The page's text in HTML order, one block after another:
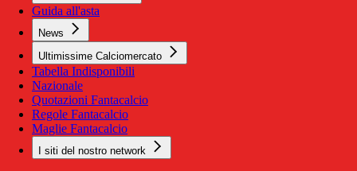
Guida all'asta
News
Ultimissime Calciomercato
Tabella Indisponibili
Nazionale
Quotazioni Fantacalcio
Regole Fantacalcio
Maglie Fantacalcio
I siti del nostro network